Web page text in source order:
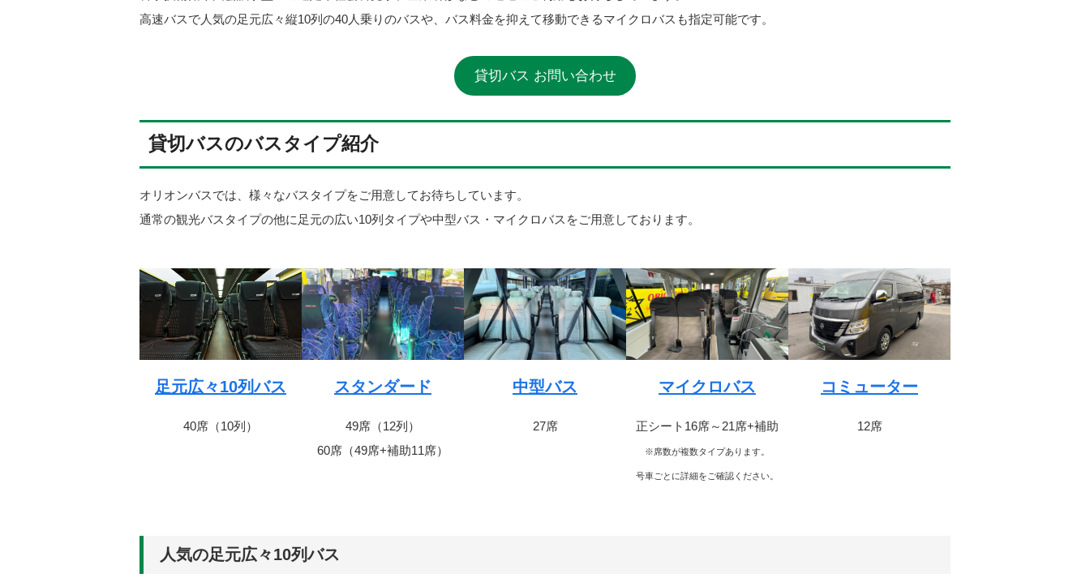
高速バスで人気の足元広々縦10列の40人乗りのバスや、バス料金を抑えて移動できるマイクロバスも指定可能です。
貸切バス お問い合わせ
貸切バスのバスタイプ紹介
オリオンバスでは、様々なバスタイプをご用意してお待ちしています。
通常の観光バスタイプの他に足元の広い10列タイプや中型バス・マイクロバスをご用意しております。
足元広々10列バス
40席（10列）
スタンダード
49席（12列）
60席（49席+補助11席）
中型バス
27席
マイクロバス
正シート16席～21席+補助
※席数が複数タイプあります。
号車ごとに詳細をご確認ください。
コミューター
12席
人気の足元広々10列バス